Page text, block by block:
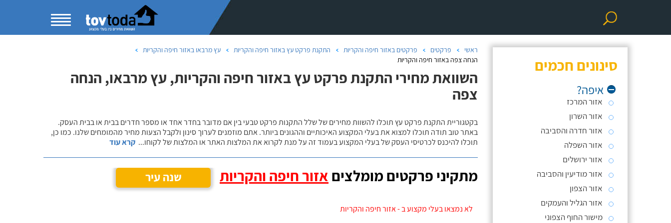
סינונים חכמים
איפה?
אזור המרכז
אזור השרון
אזור חדרה והסביבה
אזור השפלה
אזור ירושלים
אזור מודיעין והסביבה
אזור הצפון
אזור הגליל והעמקים
מישור החוף הצפוני
ראשי פרקטים פרקטים באזור חיפה והקריות התקנת פרקט עץ באזור חיפה והקריות
עץ מרבאו באזור חיפה והקריות
הנחה צפה באזור חיפה והקריות
השוואת מחירי התקנת פרקט עץ באזור חיפה והקריות, עץ מרבאו, הנחה
צפה
בקטגוריית התקנת פרקט עץ תוכלו להשוות מחירים של שלל התקנות פרקט טבעי בין אם מדובר בחדר אחד או מספר חדרים בבית או בבית העסק.
באתר טוב תודה תוכלו למצוא את בעלי המקצוע האיכותיים וההגונים ביותר. אתם מוזמנים לערוך סינון ולקבל הצעות מחיר מהמומחים שלנו. כמו כן,
תוכלו להיכנס לכרטיסי העסק של בעלי המקצוע בעמוד זה על מנת לקרוא את המלצות האתר או המלצות של לקוחו... קרא עוד
מתקיני פרקטים מומלצים אזור חיפה והקריות שנה עיר
לא נמצאו בעלי מקצוע ב - אזור חיפה והקריות